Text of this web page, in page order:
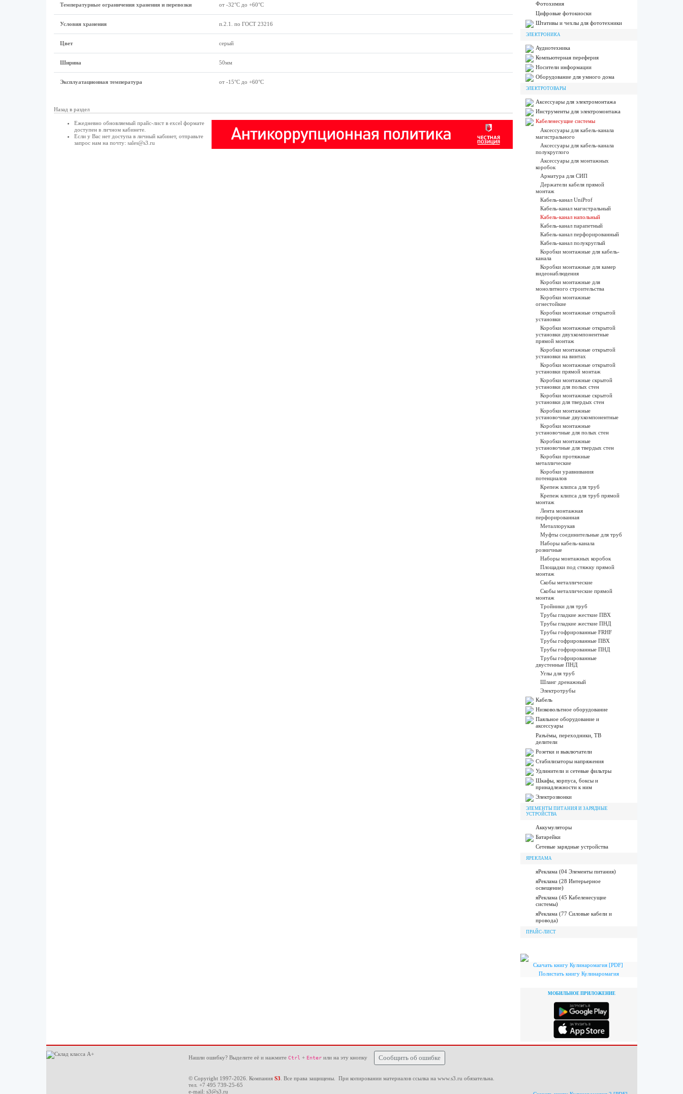
Температурные ограничения хранения и перевозки от -32°С до +60°С
Условия хранения п.2.1. по ГОСТ 23216
Цвет серый
Ширина 50мм
Эксплуатационная температура от -15°С до +60°С
Назад в раздел
Ежедневно обновляемый прайс-лист в excel формате
доступен в личном кабинете.
Если у Вас нет доступа в личный кабинет, отправьте
запрос нам на почту: sales@s3.ru
Фотохимия
Цифровые фотокиоски
Штативы и чехлы для фототехники
ЭЛЕКТРОНИКА
Аудиотехника
Компьютерная переферия
Носители информации
Оборудование для умного дома
ЭЛЕКТРОТОВАРЫ
Аксессуары для электромонтажа
Инструменты для электромонтажа
Кабеленесущие системы
Аксессуары для кабель-канала
магистрального
Аксессуары для кабель-канала
полукруглого
Аксессуары для монтажных
коробок
Арматура для СИП
Держатели кабеля прямой
монтаж
Кабель-канал UniProf
Кабель-канал магистральный
Кабель-канал напольный
Кабель-канал парапетный
Кабель-канал перфорированный
Кабель-канал полукруглый
Коробки монтажные для кабель-
канала
Коробки монтажные для камер
видеонаблюдения
Коробки монтажные для
монолитного строительства
Коробки монтажные
огнестойкие
Коробки монтажные открытой
установки
Коробки монтажные открытой
установки двухкомпонентные
прямой монтаж
Коробки монтажные открытой
установки на винтах
Коробки монтажные открытой
установки прямой монтаж
Коробки монтажные скрытой
установки для полых стен
Коробки монтажные скрытой
установки для твердых стен
Коробки монтажные
установочные двухкомпонентные
Коробки монтажные
установочные для полых стен
Коробки монтажные
установочные для твердых стен
Коробки протяжные
металлические
Коробки уравнивания
потенциалов
Крепеж клипса для труб
Крепеж клипса для труб прямой
монтаж
Лента монтажная
перфорированная
Металлорукав
Муфты соединительные для труб
Наборы кабель-канала
розничные
Наборы монтажных коробок
Площадки под стяжку прямой
монтаж
Скобы металлические
Скобы металлические прямой
монтаж
Тройники для труб
Трубы гладкие жесткие ПВХ
Трубы гладкие жесткие ПНД
Трубы гофрированные FRHF
Трубы гофрированные ПВХ
Трубы гофрированные ПНД
Трубы гофрированные
двустенные ПНД
Углы для труб
Шланг дренажный
Электротрубы
Кабель
Низковольтное оборудование
Паяльное оборудование и
аксессуары
Разъёмы, переходники, ТВ
делители
Розетки и выключатели
Стабилизаторы напряжения
Удлинители и сетевые фильтры
Шкафы, корпуса, боксы и
принадлежности к ним
Электрозвонки
ЭЛЕМЕНТЫ ПИТАНИЯ И ЗАРЯДНЫЕ
УСТРОЙСТВА
Аккумуляторы
Батарейки
Сетевые зарядные устройства
ЯРЕКЛАМА
яРеклама (04 Элементы питания)
яРеклама (28 Интерьерное
освещение)
яРеклама (45 Кабеленесущие
системы)
яРеклама (77 Силовые кабели и
провода)
ПРАЙС-ЛИСТ
Скачать книгу Кулинаромагия [PDF]
Полистать книгу Кулинаромагия
МОБИЛЬНОЕ ПРИЛОЖЕНИЕ
Нашли ошибку? Выделите её и нажмите Ctrl + Enterили на эту кнопку Сообщить об ошибке
© Copyright 1997-2026. Компания S3 . Все права защищены. При копировании материалов ссылка на www.s3.ru обязательна.
тел. +7 495 739-25-65
e-mail: s3@s3.ru